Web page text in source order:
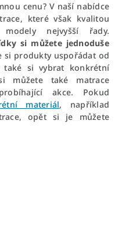
cenu? V naší nabídce
které však kvalitou
nejvyšší řady.
si můžete jednoduše
si produkty uspořádat od
také si vybrat konkrétní
můžete také matrace
akce. Pokud
materiál, například
opět si je můžete